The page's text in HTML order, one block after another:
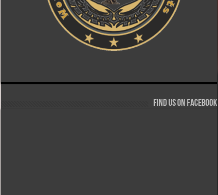
Find us on Facebook